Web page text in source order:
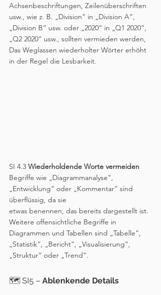
Achsenbeschriftungen, Zeilenüberschriften
usw., wie z. B. „Division“ in „Division A“,
„Division B“ usw. oder „2020“ in „Q1 2020“,
„Q2 2020“ usw., sollten vermieden werden,
Das Weglassen wiederholter Wörter erhöht
in der Regel die Lesbarkeit.
SI 4.3 Wiederholdende Worte vermeiden
Begriffe wie „Diagrammanalyse“,
„Entwicklung“ oder „Kommentar“ sind
überflüssig, da sie
etwas benennen, das bereits dargestellt ist.
Weitere offensichtliche Begriffe in
Diagrammen und Tabellen sind „Tabelle“,
„Statistik“, „Bericht“, „Visualisierung“,
„Struktur“ oder „Trend“.
🗺️ SI5 – Ablenkende Details